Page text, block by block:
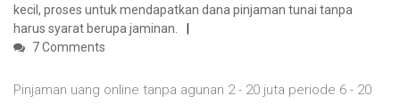
kecil, proses untuk mendapatkan dana pinjaman tunai tanpa
harus syarat berupa jaminan.
7 Comments
Pinjaman uang online tanpa agunan 2 - 20 juta periode 6 - 20